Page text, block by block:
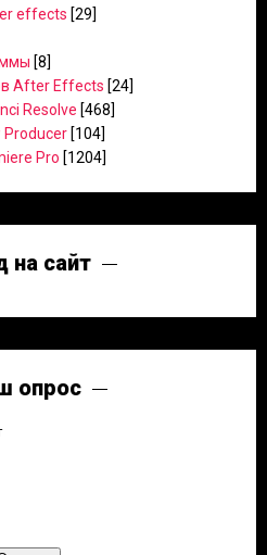
effects [29]
[8]
After Effects [24]
Resolve [468]
Producer [104]
Pro [1204]
на сайт
опрос